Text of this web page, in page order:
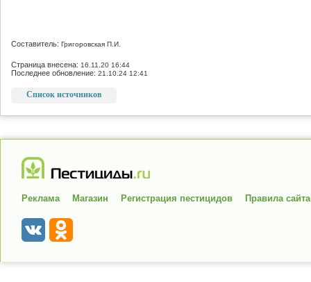
Составитель: Григоровская П.И.
Страница внесена: 16.11.20 16:44
Последнее обновление: 21.10.24 12:41
Список источников
Реклама Магазин Регистрация пестицидов Правила сайта